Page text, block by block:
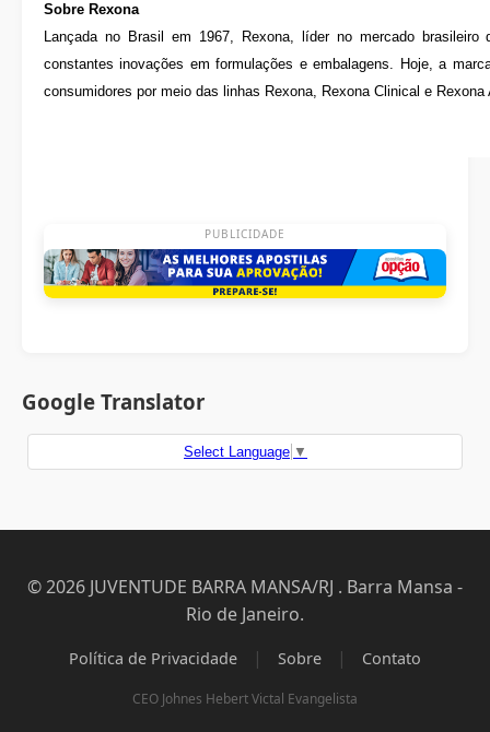
Sobre Rexona
Lançada no Brasil em 1967, Rexona, líder no mercado
constantes inovações em formulações e embalagens. Hoje, a
consumidores por meio das linhas Rexona, Rexona Clinical e Rexona
PUBLICIDADE
Google Translator
Select Language ▼
© 2026 JUVENTUDE BARRA MANSA/RJ . Barra Mansa -
Rio de Janeiro.
Política de Privacidade | Sobre | Contato
CEO Johnes Hebert Victal Evangelista